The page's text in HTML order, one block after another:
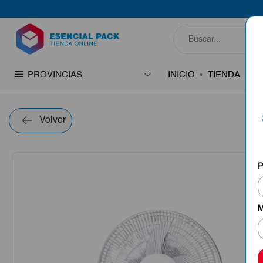
PROVINCIAS INICIO TIENDA
Volver